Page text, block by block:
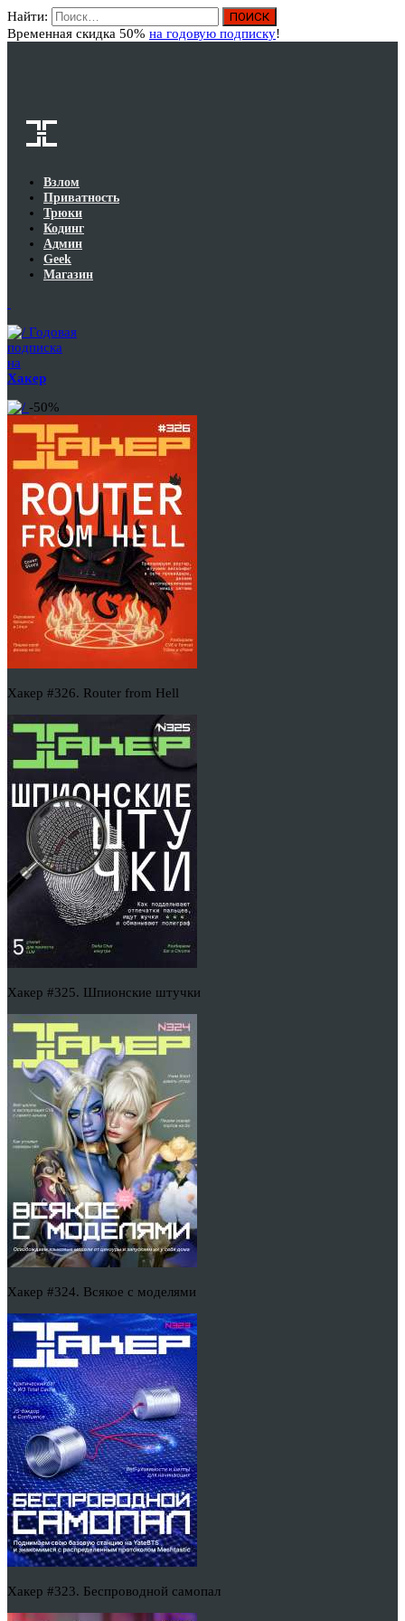
Найти:
Временная скидка 50% на годовую подписку!
Взлом
Приватность
Трюки
Кодинг
Админ
Geek
Магазин
Годовая
подписка
на
Хакер
-50%
Хакер #326. Router from Hell
Хакер #325. Шпионские штучки
Хакер #324. Всякое с моделями
Хакер #323. Беспроводной самопал